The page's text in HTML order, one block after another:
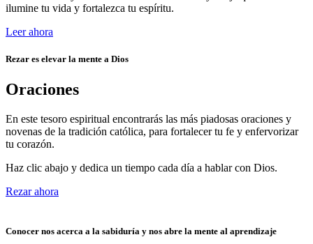
ilumine tu vida y fortalezca tu espíritu.
Leer ahora
Rezar es elevar la mente a Dios
Oraciones
En este tesoro espiritual encontrarás las más piadosas oraciones y
novenas de la tradición católica, para fortalecer tu fe y enfervorizar
tu corazón.
Haz clic abajo y dedica un tiempo cada día a hablar con Dios.
Rezar ahora
Conocer nos acerca a la sabiduría y nos abre la mente al aprendizaje